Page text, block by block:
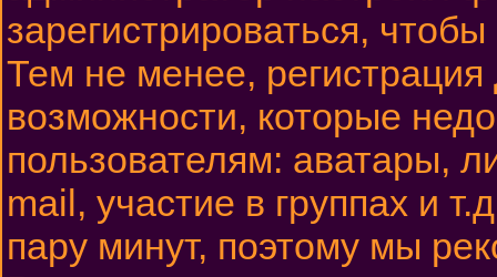
зарегистрироваться,
Тем не менее,
возможности, которые
пользователям: аватары,
mail, участие в группах и
пару минут, поэтому мы